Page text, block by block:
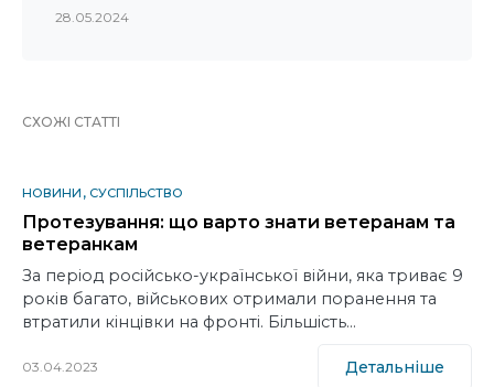
28.05.2024
СХОЖІ СТАТТІ
НОВИНИ СУСПІЛЬСТВО
Протезування: що варто знати ветеранам та
ветеранкам
За період російсько-української війни, яка триває 9
років багато, військових отримали поранення та
втратили кінцівки на фронті. Більшість…
03.04.2023 Детальніше